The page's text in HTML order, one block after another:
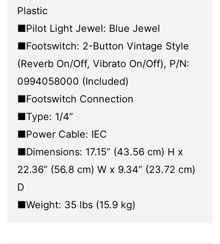
Plastic
■Pilot Light Jewel: Blue Jewel
■Footswitch: 2-Button Vintage Style
(Reverb On/Off, Vibrato On/Off), P/N:
0994058000 (Included)
■Footswitch Connection
■Type: 1/4”
■Power Cable: IEC
■Dimensions: 17.15” (43.56 cm) H x
22.36” (56.8 cm) W x 9.34” (23.72 cm)
D
■Weight: 35 lbs (15.9 kg)